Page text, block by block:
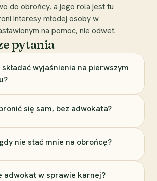
do obrońcy, a jego rola jest tu
interesy młodej osoby w
na pomoc, nie odwet.
pytania
składać wyjaśnienia na pierwszym
się sam, bez adwokata?
nie stać mnie na obrońcę?
adwokat w sprawie karnej?